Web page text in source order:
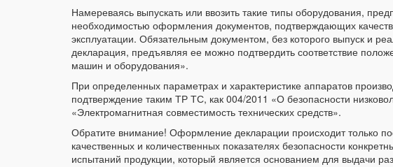
Намереваясь выпускать или ввозить такие типы оборудования,
необходимостью оформления документов, подтверждающих
эксплуатации. Обязательным документом, без которого выпуск и
декларация, предъявляя ее можно подтвердить соответствие
машин и оборудования».
При определенных параметрах и характеристике аппаратов
подтверждение таким ТР ТС, как 004/2011 «О безопасности
«Электромагнитная совместимость технических средств».
Обратите внимание! Оформление декларации происходит только
качественных и количественных показателях безопасности
испытаний продукции, который является основанием для выдачи